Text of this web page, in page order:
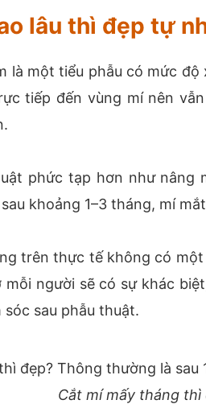
lâu thì đẹp tự
là một tiểu phẫu có mức
tiếp đến vùng mí nên
phức tạp hơn như nâng
khoảng 1–3 tháng, mí
trên thực tế không có
mỗi người sẽ có sự khác
sau phẫu thuật.
Cắt mí mấy tháng thì